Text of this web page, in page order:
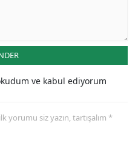
ve kabul ediyorum
yorumu siz yazın, tartışalım *